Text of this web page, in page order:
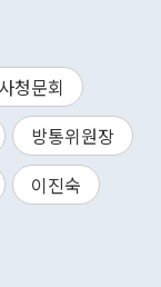
청문회
방통위원장
이진숙